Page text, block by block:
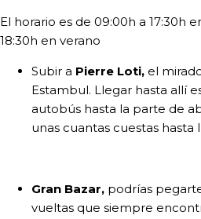
El horario es de 09:00h a 17:30h
18:30h en verano
Subir a Pierre Loti, el
Estambul. Llegar hasta allí
autobús hasta la parte de
unas cuantas cuestas hasta
Gran Bazar, podrías
vueltas que siempre